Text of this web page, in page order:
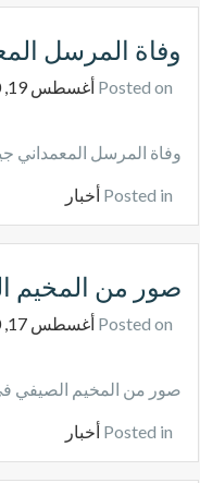
وفاة المرسل
Posted on أغسطس 19, 2010
وفاة المرسل المعمداني
Posted in أخبار
صور من المخيم
Posted on أغسطس 17, 2010
صور من المخيم الصيفي
Posted in أخبار